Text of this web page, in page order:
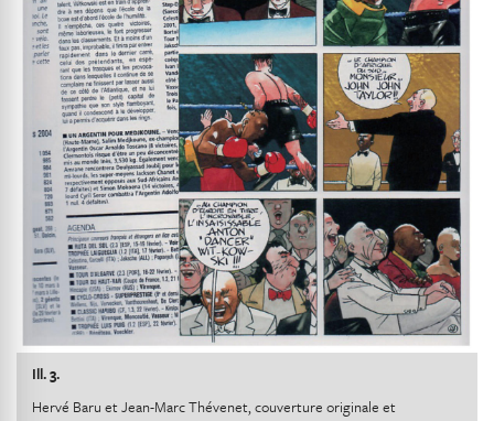
Ill. 3.
Hervé Baru et Jean-Marc Thévenet, couverture originale et